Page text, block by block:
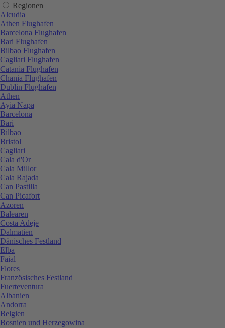
Regionen
Alcudia
Athen Flughafen
Barcelona Flughafen
Bari Flughafen
Bilbao Flughafen
Cagliari Flughafen
Catania Flughafen
Chania Flughafen
Dublin Flughafen
Athen
Ayia Napa
Barcelona
Bari
Bilbao
Bristol
Cagliari
Cala d'Or
Cala Millor
Cala Rajada
Can Pastilla
Can Picafort
Azoren
Balearen
Costa Adeje
Dalmatien
Dänisches Festland
Elba
Faial
Flores
Französisches Festland
Fuerteventura
Albanien
Andorra
Belgien
Bosnien und Herzegowina